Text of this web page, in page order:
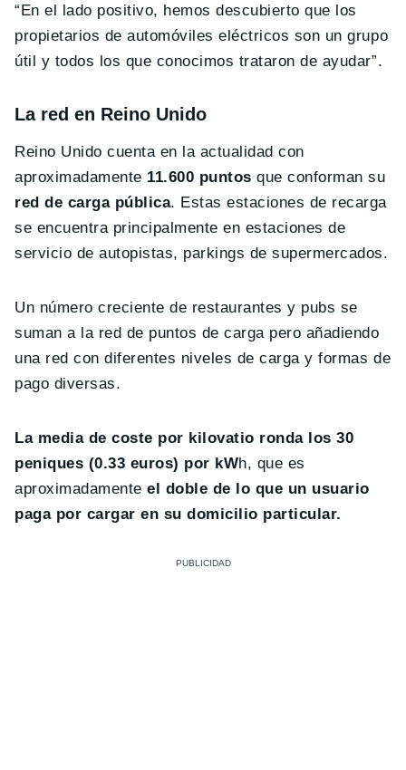
“En el lado positivo, hemos descubierto que los
propietarios de automóviles eléctricos son un grupo
útil y todos los que conocimos trataron de ayudar”.
La red en Reino Unido
Reino Unido cuenta en la actualidad con
aproximadamente 11.600 puntos que conforman su
red de carga pública. Estas estaciones de recarga
se encuentra principalmente en estaciones de
servicio de autopistas, parkings de supermercados.
Un número creciente de restaurantes y pubs se
suman a la red de puntos de carga pero añadiendo
una red con diferentes niveles de carga y formas de
pago diversas.
La media de coste por kilovatio ronda los 30
peniques (0.33 euros) por kWh, que es
aproximadamenteel doble de lo que un usuario
paga por cargar en su domicilio particular.